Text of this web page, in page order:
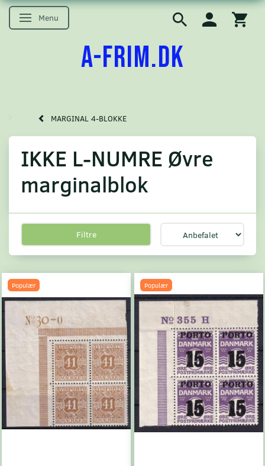
Skifte navigation
Menu
A-FRIM.DK
MARGINAL 4-BLOKKE
IKKE L-NUMRE Øvre
marginalblok
Filtre
Populær Populær